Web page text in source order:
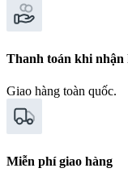
Thanh toán khi nhận
Giao hàng toàn quốc.
Miễn phí giao hàng